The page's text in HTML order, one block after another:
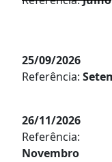
25/09/2026
Referência:
26/11/2026
Referência:
Novembro